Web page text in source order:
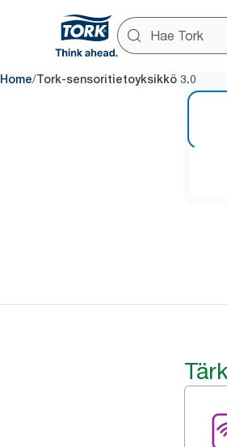
Home/Tork-sensoritietoyksikkö 3.0